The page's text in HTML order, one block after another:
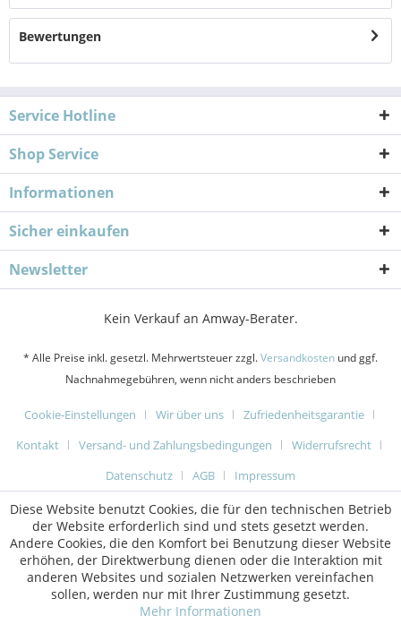
Bewertungen
Service Hotline
Shop Service
Informationen
Sicher einkaufen
Newsletter
Kein Verkauf an Amway-Berater.
* Alle Preise inkl. gesetzl. Mehrwertsteuer zzgl.Versandkosten und ggf.
Nachnahmegebühren, wenn nicht anders beschrieben
Cookie-Einstellungen Wir über uns
Zufriedenheitsgarantie
Kontakt
Versand- und Zahlungsbedingungen
Widerrufsrecht
Datenschutz
AGB Impressum
Diese Website benutzt Cookies, die für den technischen Betrieb
der Website erforderlich sind und stets gesetzt werden.
Andere Cookies, die den Komfort bei Benutzung dieser Website
erhöhen, der Direktwerbung dienen oder die Interaktion mit
anderen Websites und sozialen Netzwerken vereinfachen
sollen, werden nur mit Ihrer Zustimmung gesetzt.
Mehr Informationen